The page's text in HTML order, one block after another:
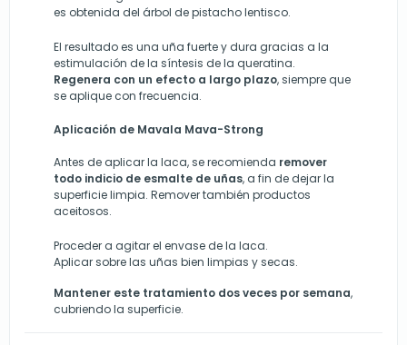
es obtenida del árbol de pistacho lentisco.
El resultado es una uña fuerte y dura gracias a la
estimulación de la síntesis de la queratina.
Regenera con un efecto a largo plazo, siempre que
se aplique con frecuencia.
Aplicación de Mavala Mava-Strong
Antes de aplicar la laca, se recomienda remover
todo indicio de esmalte de uñas, a fin de dejar la
superficie limpia. Remover también productos
aceitosos.
Proceder a agitar el envase de la laca.
Aplicar sobre las uñas bien limpias y secas.
Mantener este tratamiento dos veces por semana,
cubriendo la superficie.